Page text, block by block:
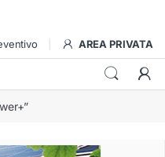
AREA PRIVATA